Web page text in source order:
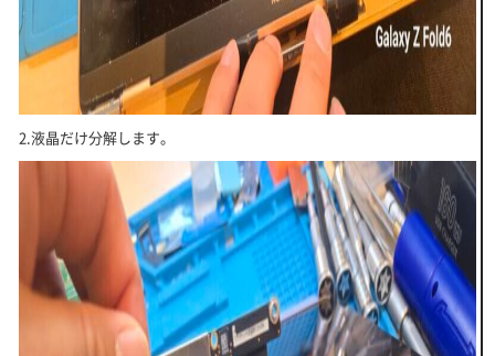
2.液晶だけ分解します。